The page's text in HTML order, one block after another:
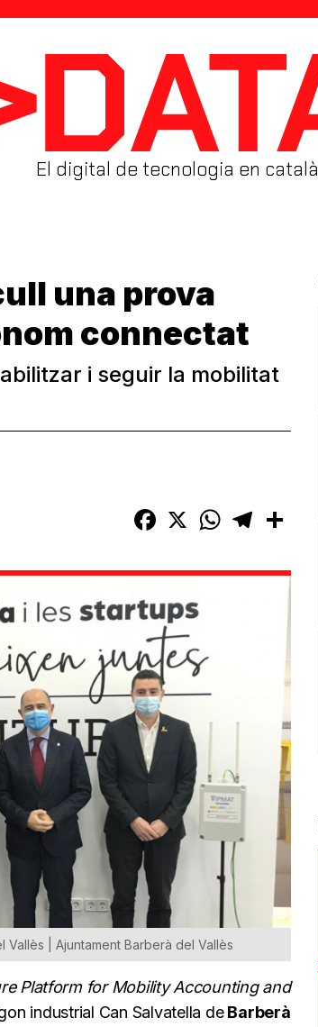
El digital de tecnologia en català
una prova
connectat
i seguir la mobilitat
Facebook
X WhatsAppTelegram
Vallès | Ajuntament Barberà del Vallès
Platform for Mobility Accounting and
industrial Can Salvatella deBarberà